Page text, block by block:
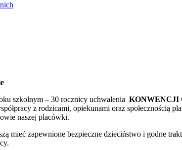
szkolnym – 30 rocznicy uchwalenia KONWENCJI
z rodzicami, opiekunami oraz społecznością
naszej placówki.
zapewnione bezpieczne dzieciństwo i godne